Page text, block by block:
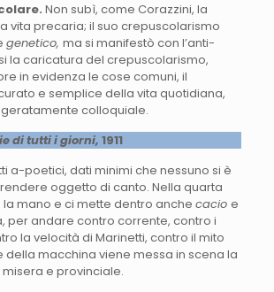
Non subì, come Corazzini, la
vita precaria; il suo crepuscolarismo
genetico, ma si manifestò con l’anti-
la caricatura del crepuscolarismo,
in evidenza le cose comuni, il
e semplice della vita quotidiana,
colloquiale.
di tutti i giorni, 1911
a-poetici, dati minimi che nessuno si è
oggetto di canto. Nella quarta
mano e ci mette dentro anche cacio e
per andare contro corrente, contro i
la velocità di Marinetti, contro il mito
della macchina viene messa in scena la
e provinciale.